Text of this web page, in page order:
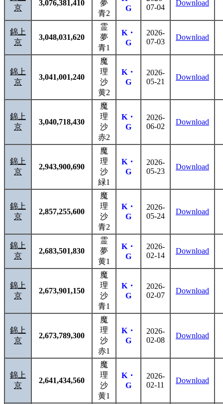
京
3,076,381,410
夢
青2
G
07-04
Download
錦上
京
3,048,031,620
霊
夢
青1
K・
G
2026-
07-03
Download
錦上
京
3,041,001,240
魔
理
沙
黄2
K・
G
2026-
05-21
Download
錦上
京
3,040,718,430
魔
理
沙
赤2
K・
G
2026-
06-02
Download
錦上
京
2,943,900,690
魔
理
沙
緑1
K・
G
2026-
05-23
Download
錦上
京
2,857,255,600
魔
理
沙
青2
K・
G
2026-
05-24
Download
錦上
京
2,683,501,830
霊
夢
黄1
K・
G
2026-
02-14
Download
錦上
京
2,673,901,150
魔
理
沙
青1
K・
G
2026-
02-07
Download
錦上
京
2,673,789,300
魔
理
沙
赤1
K・
G
2026-
02-08
Download
錦上
京
2,641,434,560
魔
理
沙
黄1
K・
G
2026-
02-11
Download